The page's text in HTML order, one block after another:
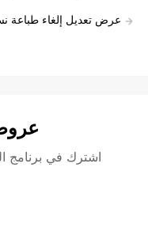
عرض تعديل إلغاء طباعة
اشترك في برنامج